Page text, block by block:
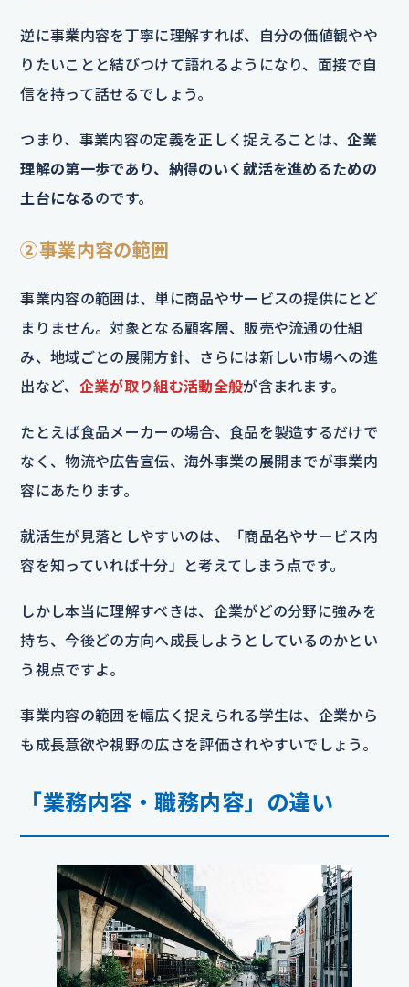
逆に事業内容を丁寧に理解すれば、自分の価値観やや
りたいことと結びつけて語れるようになり、面接で自
信を持って話せるでしょう。
つまり、事業内容の定義を正しく捉えることは、企業
理解の第一歩であり、納得のいく就活を進めるための
土台になるのです。
②事業内容の範囲
事業内容の範囲は、単に商品やサービスの提供にとど
まりません。対象となる顧客層、販売や流通の仕組
み、地域ごとの展開方針、さらには新しい市場への進
出など、 企業が取り組む活動全般が含まれます。
たとえば食品メーカーの場合、食品を製造するだけで
なく、物流や広告宣伝、海外事業の展開までが事業内
容にあたります。
就活生が見落としやすいのは、「商品名やサービス内
容を知っていれば十分」と考えてしまう点です。
しかし本当に理解すべきは、企業がどの分野に強みを
持ち、今後どの方向へ成長しようとしているのかとい
う視点ですよ。
事業内容の範囲を幅広く捉えられる学生は、企業から
も成長意欲や視野の広さを評価されやすいでしょう。
「業務内容・職務内容」の違い